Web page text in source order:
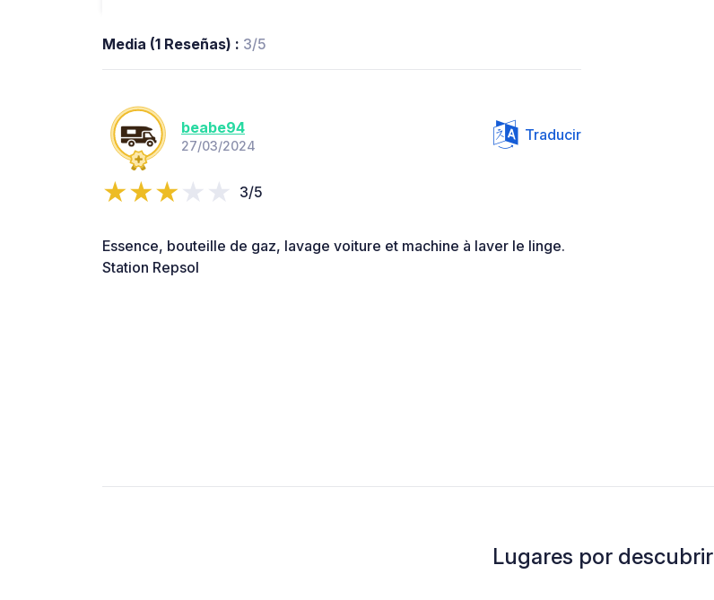
Media (1 Reseñas) : 3/5
beabe94
27/03/2024
Traducir
3/5
Essence, bouteille de gaz, lavage voiture et machine à laver le linge.
Station Repsol
Lugares por descubrir